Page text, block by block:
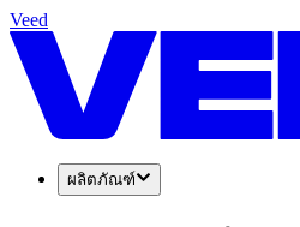
Veed
ผลิตภัณฑ์